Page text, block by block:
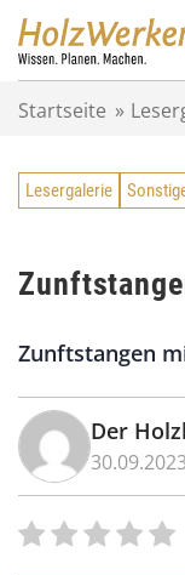
Startseite »
Lesergalerie
Zunftstangen
Der
30.09.2023